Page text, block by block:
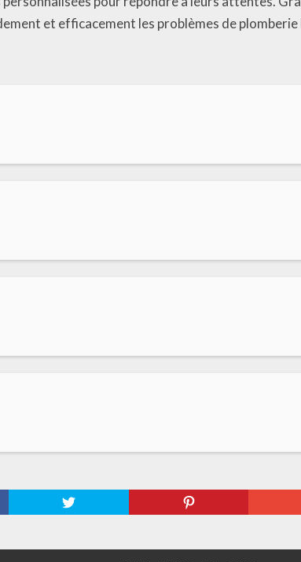
et efficacement les problèmes de plomberie